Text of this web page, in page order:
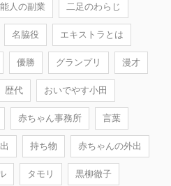
人の副業 二足のわらじ
名脇役 エキストラとは
優勝 グランプリ 漫才
歴代 おいでやす小田
赤ちゃん事務所 言葉
持ち物 赤ちゃんの外出
タモリ 黒柳徹子